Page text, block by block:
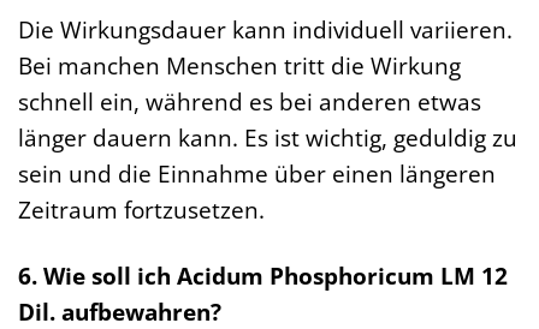
Die Wirkungsdauer kann individuell variieren.
Bei manchen Menschen tritt die Wirkung
schnell ein, während es bei anderen etwas
länger dauern kann. Es ist wichtig, geduldig zu
sein und die Einnahme über einen längeren
Zeitraum fortzusetzen.
6. Wie soll ich Acidum Phosphoricum LM 12
Dil. aufbewahren?